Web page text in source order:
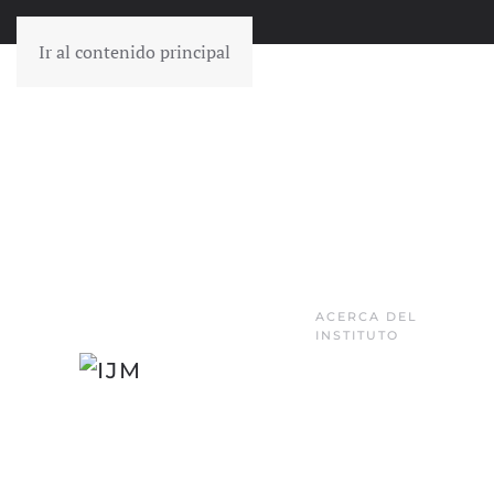
Ir al contenido principal
ACERCA DEL
INSTITUTO